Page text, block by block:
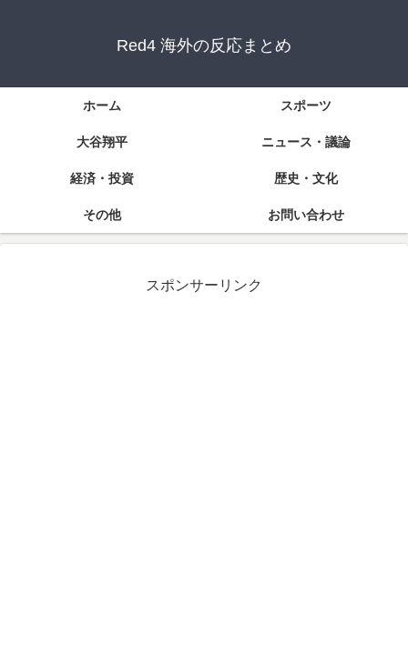
Red4 海外の反応まとめ
ホーム スポーツ
大谷翔平 ニュース・議論
経済・投資 歴史・文化
その他 お問い合わせ
スポンサーリンク